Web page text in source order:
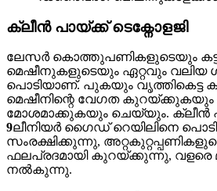
ക്ലീൻ പായ്ക്ക് ടെക്നോളജി
ലേസർ കൊത്തുപണികളുടെയും
മെഷീനുകളുടെയും ഏറ്റവും വലിയ
പൊടിയാണ്. പുകയും വൃത്തികെട്ട
മെഷീനിന്റെ വേഗത
മോശമാക്കുകയും ചെയ്യും.
9ലീനിയർ ഗൈഡ് റെയിലിനെ
സംരക്ഷിക്കുന്നു,
ഫലപ്രദമായി കുറയ്ക്കുന്നു, വളരെ
നൽകുന്നു.